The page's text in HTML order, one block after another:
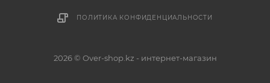
ПОЛИТИКА КОНФИДЕНЦИАЛЬНОСТИ
2026 © Over-shop.kz - интернет-магазин